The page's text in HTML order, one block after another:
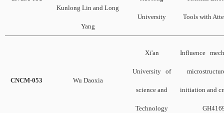
Kunlong Lin and Long
Yang
University Tools with
CNCM-053 Wu Daoxia
Xi'an
University of
science and
Technology
Influence
initiation and